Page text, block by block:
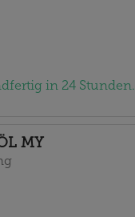
in 24 Stunden.
MY